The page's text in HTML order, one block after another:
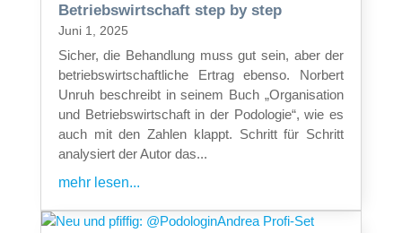
Betriebswirtschaft step by step
Juni 1, 2025
Sicher, die Behandlung muss gut sein, aber der
betriebswirtschaftliche Ertrag ebenso. Norbert
Unruh beschreibt in seinem Buch „Organisation
und Betriebswirtschaft in der Podologie“, wie es
auch mit den Zahlen klappt. Schritt für Schritt
analysiert der Autor das...
mehr lesen...